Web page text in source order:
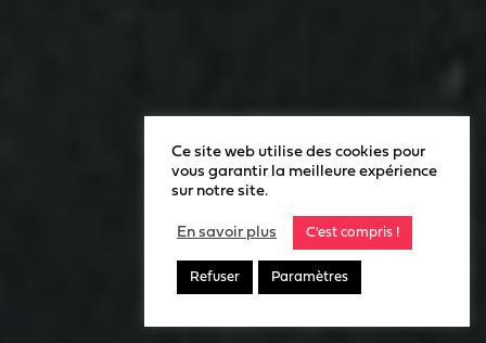
Ce site web utilise des cookies pour
vous garantir la meilleure expérience
sur notre site.
En savoir plus C'est compris !
Refuser Paramètres